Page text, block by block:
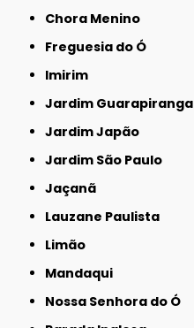
Chora Menino
Freguesia do Ó
Imirim
Jardim Guarapiranga
Jardim Japão
Jardim São Paulo
Jaçanã
Lauzane Paulista
Limão
Mandaqui
Nossa Senhora do Ó